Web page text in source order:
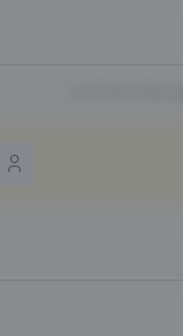
ایجاد شده است.